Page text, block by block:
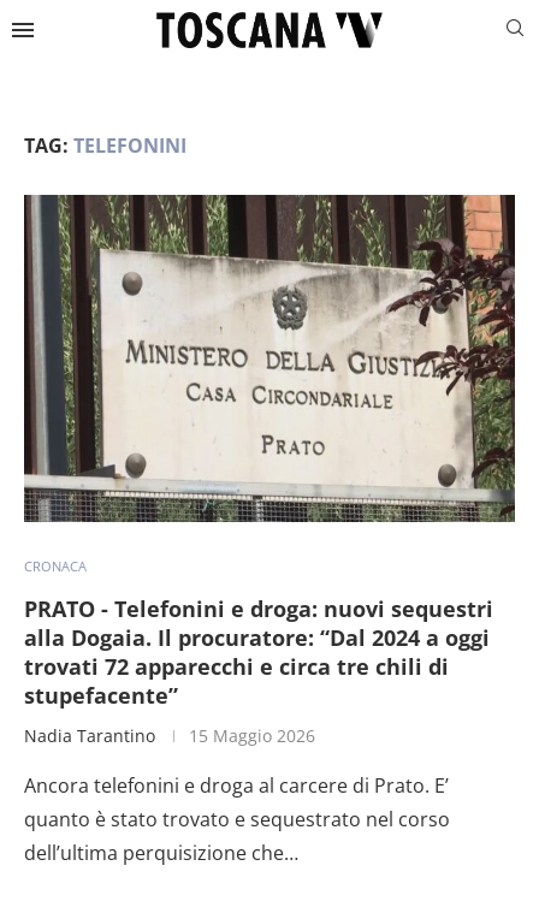
TAG: TELEFONINI
CRONACA
PRATO - Telefonini e droga: nuovi sequestri
alla Dogaia. Il procuratore: “Dal 2024 a oggi
trovati 72 apparecchi e circa tre chili di
stupefacente”
Nadia Tarantino 15 Maggio 2026
Ancora telefonini e droga al carcere di Prato. E’
quanto è stato trovato e sequestrato nel corso
dell’ultima perquisizione che…